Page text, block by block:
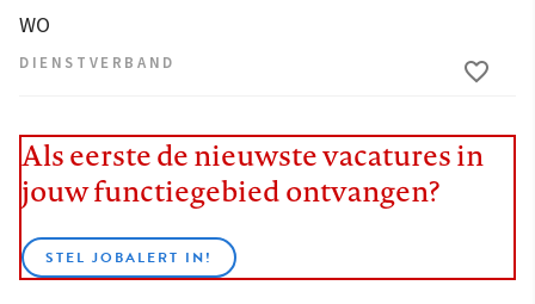
WO
DIENSTVERBAND
Als eerste de nieuwste vacatures in
jouw functiegebied ontvangen?
STEL JOBALERT IN!